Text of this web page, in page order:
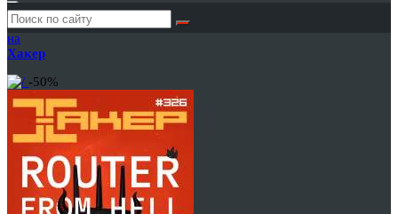
Годовая
подписка
на
Хакер
-50%